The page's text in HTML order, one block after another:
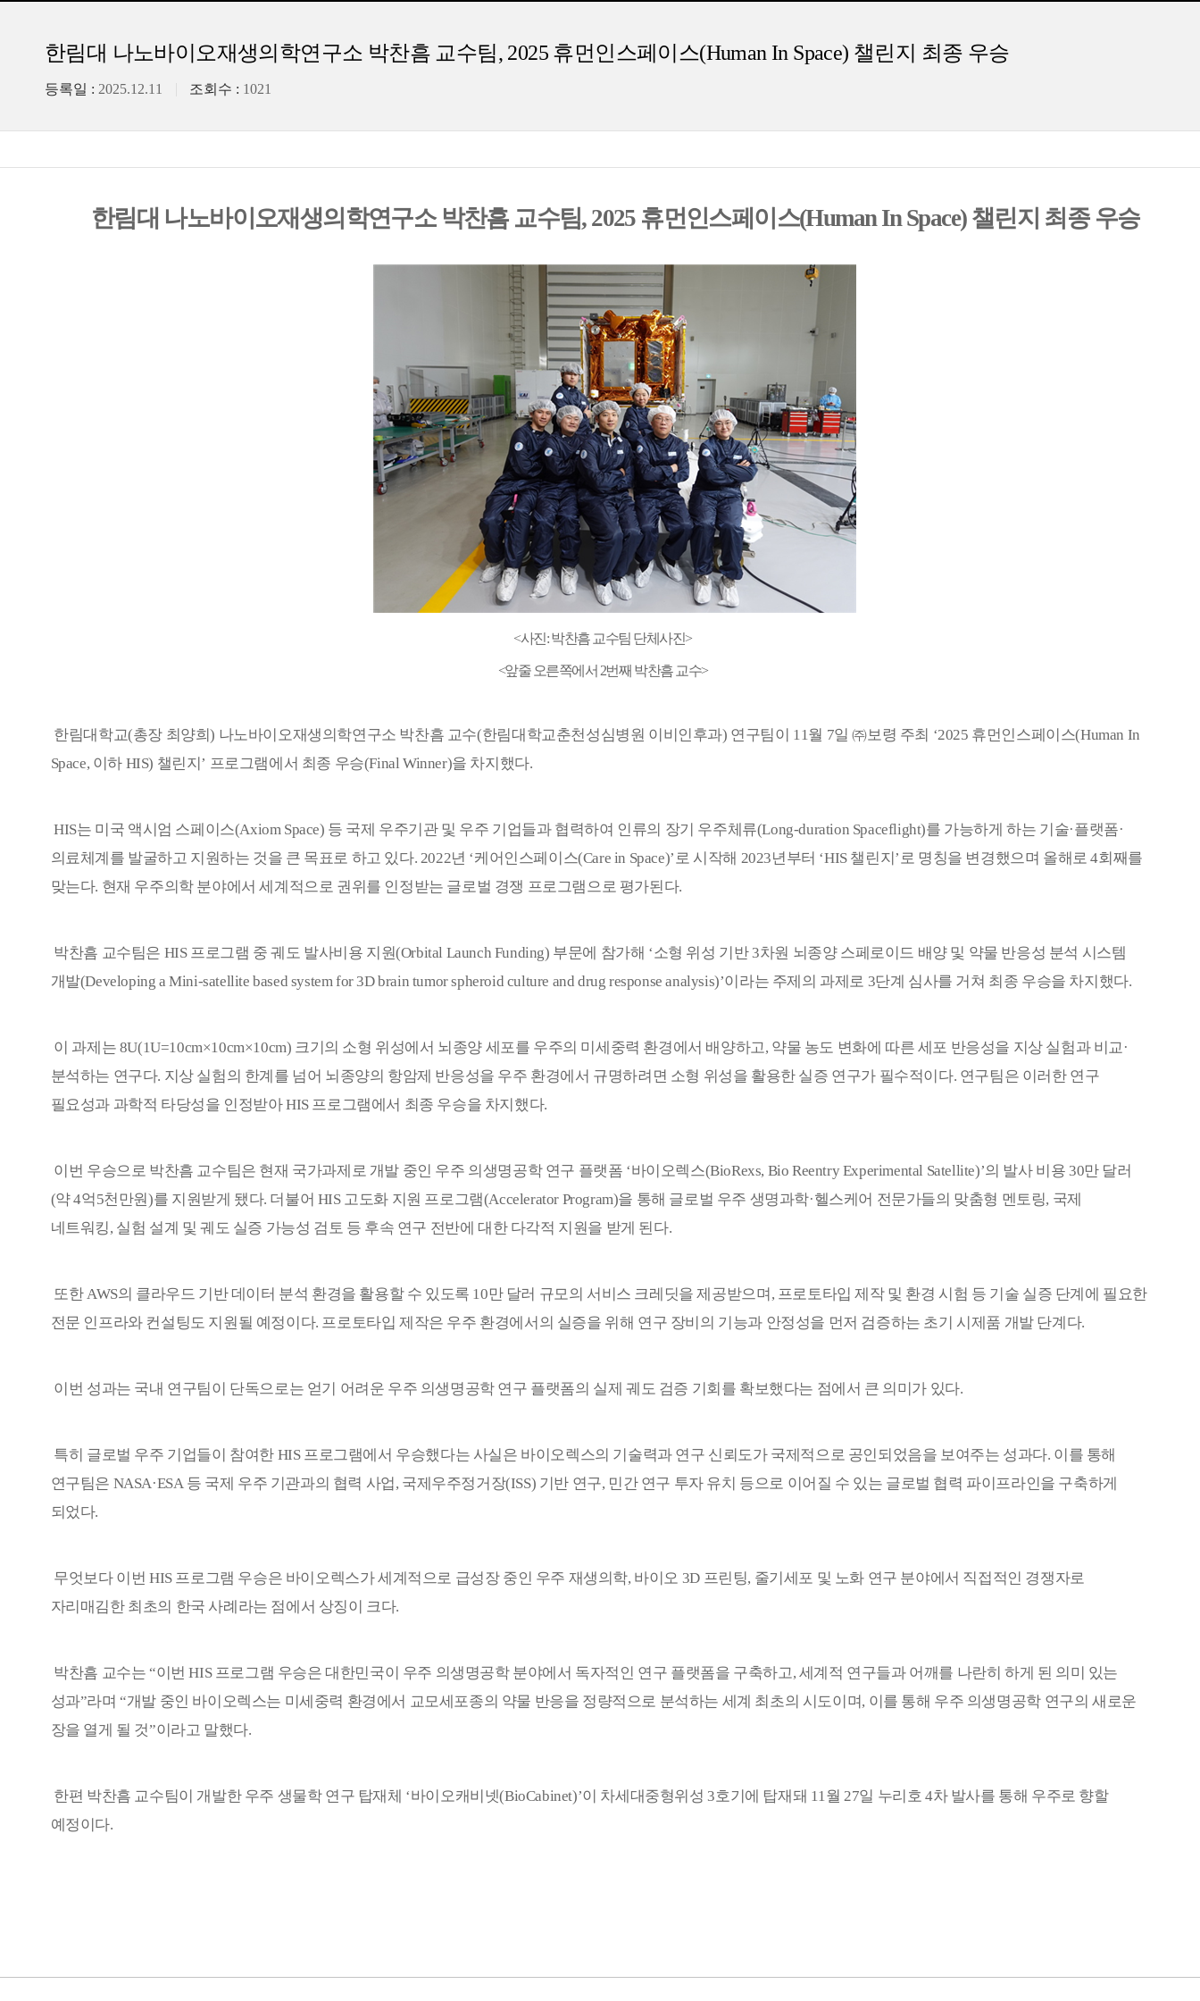
한림대 나노바이오재생의학연구소 박찬흠 교수팀, 2025 휴먼인스페이스(Human In Space) 챌린지 최종 우승
등록일 : 2025.12.11 조회수 : 1021
한림대 나노바이오재생의학연구소 박찬흠 교수팀, 2025 휴먼인스페이스(Human In Space) 챌린지 최종 우승
<사진 :박찬흠 교수팀 단체사진 >
<앞줄 오른쪽에서 2번째 박찬흠 교수>
한림대학교(총장 최양희) 나노바이오재생의학연구소 박찬흠 교수(한림대학교춘천성심병원 이비인후과) 연구팀이 11월 7일㈜보령 주최 ‘2025 휴먼인스페이스(Human In
Space, 이하 HIS) 챌린지’ 프로그램에서 최종 우승(Final Winner)을 차지했다.
HIS는 미국 액시엄 스페이스(Axiom Space) 등 국제 우주기관 및 우주 기업들과 협력하여 인류의 장기 우주체류(Long-duration Spaceflight)를 가능하게 하는 기술·플랫폼·
의료체계를 발굴하고 지원하는 것을 큰 목표로 하고 있다. 2022년 ‘케어인스페이스(Care in Space)’로 시작해 2023년부터 ‘HIS 챌린지’로 명칭을 변경했으며 올해로4회째를
맞는다. 현재 우주의학 분야에서 세계적으로 권위를 인정받는 글로벌 경쟁 프로그램으로 평가된다.
박찬흠 교수팀은 HIS 프로그램 중 궤도 발사비용 지원(Orbital Launch Funding) 부문에 참가해 ‘소형 위성 기반3차원 뇌종양 스페로이드 배양 및 약물 반응성 분석 시스템
개발(Developing a Mini-satellite based system for 3D brain tumor spheroid culture and drug response analysis)’이라는 주제의 과제로 3단계 심사를 거쳐 최종 우승을 차지했다.
이 과제는 8U(1U=10cm×10cm×10cm) 크기의 소형 위성에서 뇌종양 세포를 우주의 미세중력 환경에서 배양하고, 약물 농도 변화에 따른 세포 반응성을 지상 실험과 비교·
분석하는 연구다. 지상 실험의 한계를 넘어 뇌종양의 항암제 반응성을 우주 환경에서 규명하려면 소형 위성을 활용한 실증 연구가 필수적이다. 연구팀은 이러한 연구
필요성과 과학적 타당성을 인정받아HIS 프로그램에서 최종 우승을 차지했다.
이번 우승으로 박찬흠 교수팀은 현재 국가과제로 개발 중인 우주 의생명공학 연구 플랫폼 ‘바이오렉스(BioRexs, Bio Reentry Experimental Satellite)’의 발사 비용30만 달러
(약4억5천만원)를 지원받게 됐다. 더불어 HIS 고도화 지원 프로그램(Accelerator Program)을 통해 글로벌 우주 생명과학·헬스케어 전문가들의 맞춤형 멘토링, 국제
네트워킹, 실험 설계 및 궤도 실증 가능성 검토 등 후속 연구 전반에 대한 다각적 지원을 받게 된다.
또한AWS의 클라우드 기반 데이터 분석 환경을 활용할 수 있도록 10만 달러 규모의 서비스 크레딧을 제공받으며 , 프로토타입 제작 및 환경 시험 등 기술 실증 단계에 필요한
전문 인프라와 컨설팅도 지원될 예정이다. 프로토타입 제작은 우주 환경에서의 실증을 위해 연구 장비의 기능과 안정성을 먼저 검증하는 초기 시제품 개발 단계다.
이번 성과는 국내 연구팀이 단독으로는 얻기 어려운 우주 의생명공학 연구 플랫폼의 실제 궤도 검증 기회를 확보했다는 점에서 큰 의미가 있다.
특히 글로벌 우주 기업들이 참여한 HIS 프로그램에서 우승했다는 사실은 바이오렉스의 기술력과 연구 신뢰도가 국제적으로 공인되었음을 보여주는 성과다. 이를 통해
연구팀은 NASA·ESA 등 국제 우주 기관과의 협력 사업, 국제우주정거장(ISS) 기반 연구, 민간 연구 투자 유치 등으로 이어질 수 있는 글로벌 협력 파이프라인을 구축하게
되었다.
무엇보다 이번HIS 프로그램 우승은 바이오렉스가 세계적으로 급성장 중인 우주 재생의학, 바이오 3D 프린팅, 줄기세포 및 노화 연구 분야에서 직접적인 경쟁자로
자리매김한 최초의 한국 사례라는 점에서 상징이 크다.
박찬흠 교수는 “이번HIS 프로그램 우승은 대한민국이 우주 의생명공학 분야에서 독자적인 연구 플랫폼을 구축하고, 세계적 연구들과 어깨를 나란히 하게 된 의미 있는
성과”라며 “개발 중인 바이오렉스는 미세중력 환경에서 교모세포종의 약물 반응을 정량적으로 분석하는 세계 최초의 시도이며, 이를 통해 우주 의생명공학 연구의 새로운
장을 열게 될 것”이라고 말했다.
한편 박찬흠 교수팀이 개발한 우주 생물학 연구 탑재체 ‘바이오캐비넷(BioCabinet)’이 차세대중형위성3호기에 탑재돼 11월27일 누리호 4차 발사를 통해 우주로 향할
예정이다.